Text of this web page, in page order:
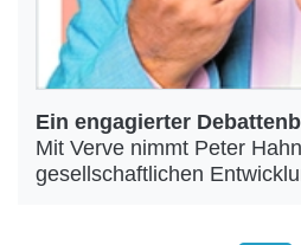
Ein engagierter
Mit Verve nimmt Peter
gesellschaftlichen